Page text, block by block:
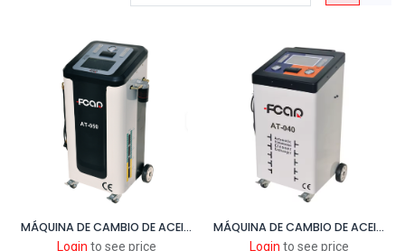
MÁQUINA DE CAMBIO DE ACEITE ATF OPCIONAL CALENTAMIENTO ACEITE
Login to see price
MÁQUINA DE CAMBIO DE ACEITE ATF BASICA
Login to see price